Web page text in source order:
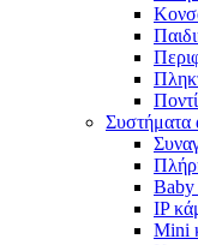
Συστήματα
Baby
IP
Mini